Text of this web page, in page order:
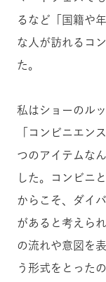
るなど「国籍や
な人が訪れるコ
た。
私はショーのル
「コンビニエン
つのアイテムな
した。コンビニ
からこそ、ダイ
があると考えら
の流れや意図を
う形式をとった